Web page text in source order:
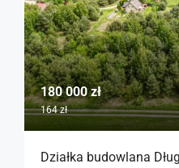
180 000 zł
164 zł
Działka budowlana